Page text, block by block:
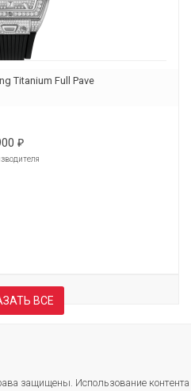
Titanium Full Pave
₽
ВСЕ
защищены. Использование контента